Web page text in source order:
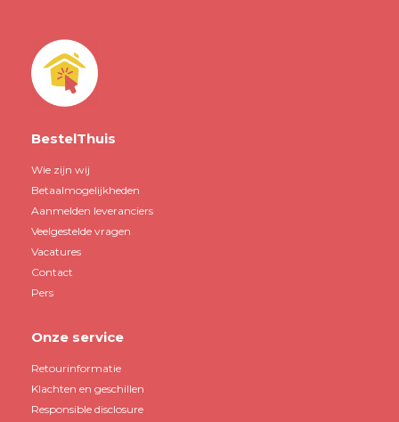
BestelThuis
Wie zijn wij
Betaalmogelijkheden
Aanmelden leveranciers
Veelgestelde vragen
Vacatures
Contact
Pers
Onze service
Retourinformatie
Klachten en geschillen
Responsible disclosure